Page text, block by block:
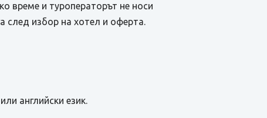
време и туроператорът не носи
след избор на хотел и оферта.
английски език.